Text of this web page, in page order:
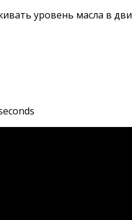
уровень масла в